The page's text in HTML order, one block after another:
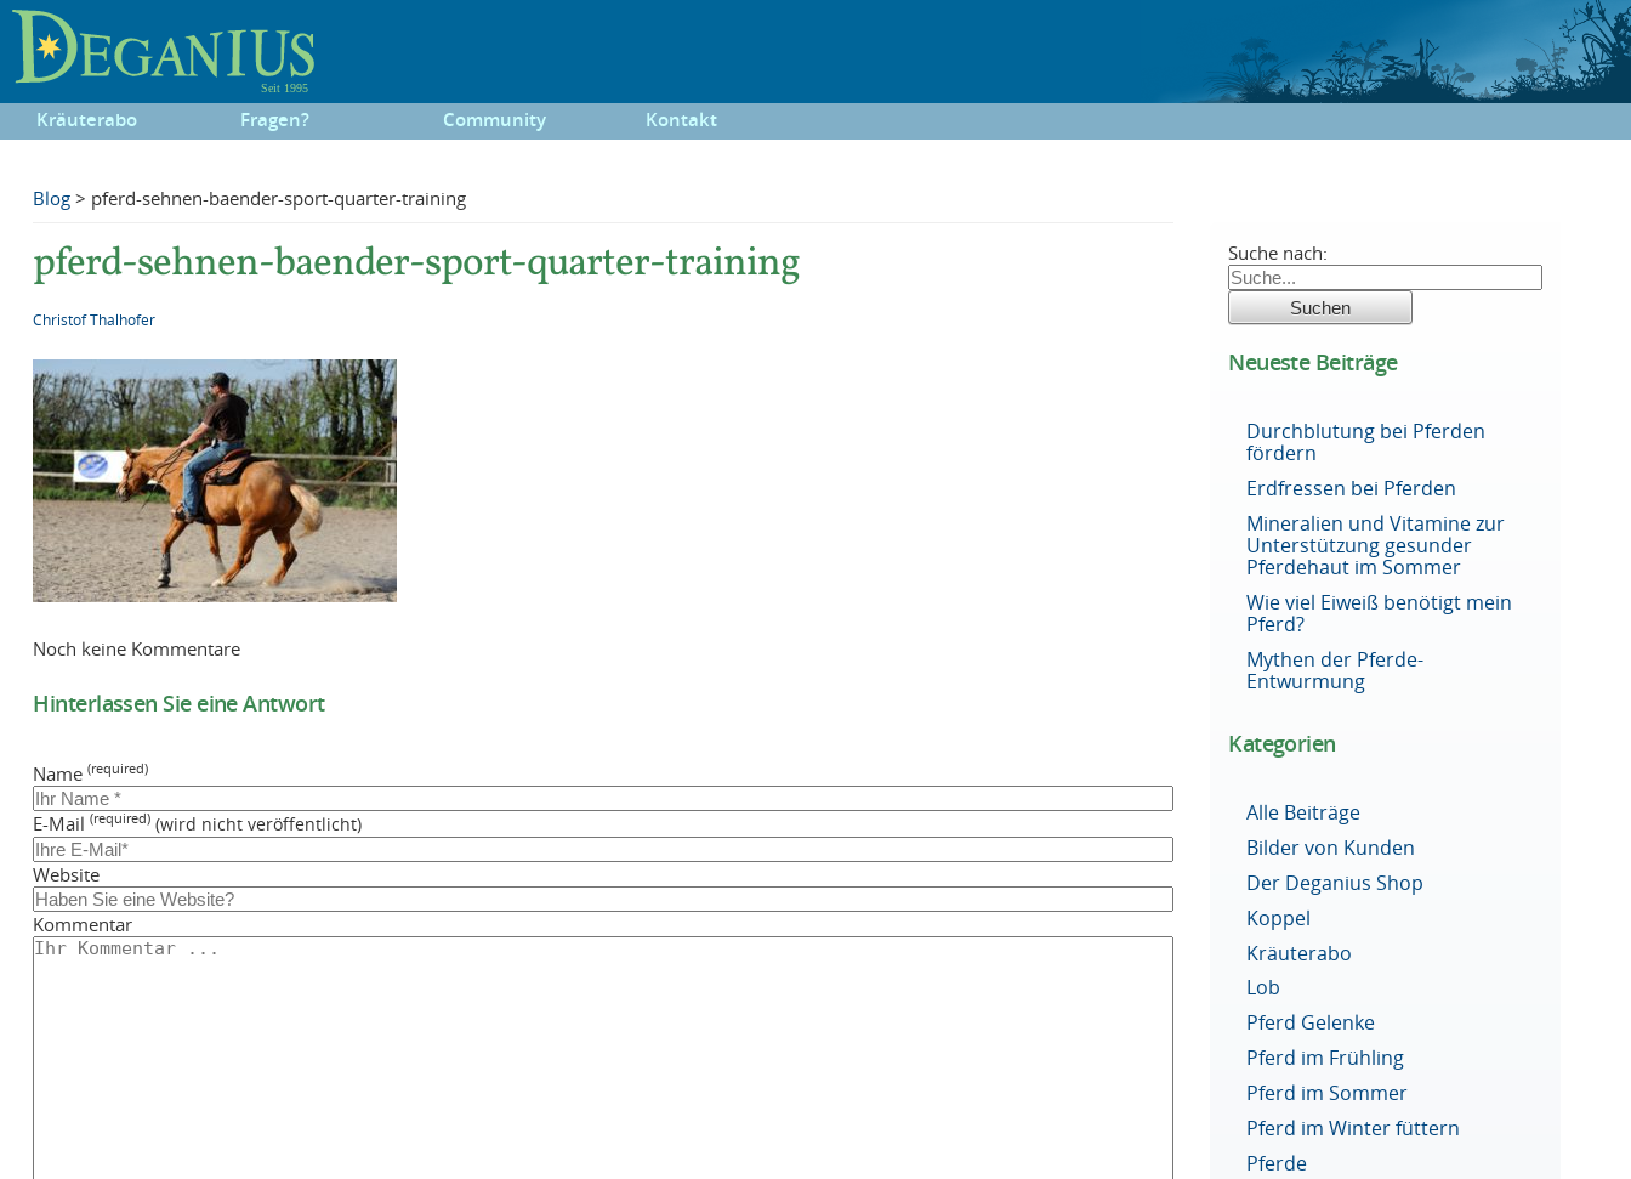
Kräuterabo Fragen? Community Kontakt
Blog > pferd-sehnen-baender-sport-quarter-training
pferd-sehnen-baender-sport-quarter-training
Christof Thalhofer
Noch keine Kommentare
Hinterlassen Sie eine Antwort
Name(required)
E-Mail(required) (wird nicht veröffentlicht)
Website
Kommentar
Suche nach:
Neueste Beiträge
Durchblutung bei Pferden
fördern
Erdfressen bei Pferden
Mineralien und Vitamine zur
Unterstützung gesunder
Pferdehaut im Sommer
Wie viel Eiweiß benötigt mein
Pferd?
Mythen der Pferde-
Entwurmung
Kategorien
Alle Beiträge
Bilder von Kunden
Der Deganius Shop
Koppel
Kräuterabo
Lob
Pferd Gelenke
Pferd im Frühling
Pferd im Sommer
Pferd im Winter füttern
Pferde